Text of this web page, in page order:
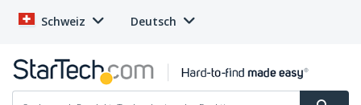
Schweiz Deutsch